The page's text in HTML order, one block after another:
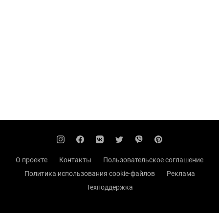
О проекте Контакты
Пользовательское соглашение
Политика использования cookie-файлов
Реклама
Техподдержка